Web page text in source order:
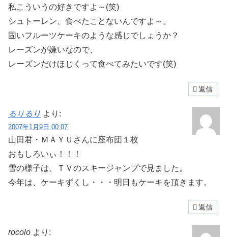
私こういうの好きですよ～(笑)
シュトーレン、食べたことないんですよ～。
固いフルーツケーキのような感じでしょうか？
レーズンが嫌いなので、
レーズンだけほじくって食べてみたいです(笑)
返信
るりるり より:
2007年1月9日 00:07
山田君・ＭＡＹＵさんに座布団１枚
おもしろいぃ！！！
雪の様子は、ＴＶのスキージャンプで見ました。
今年は、ケーキずくし・・・明日もケーキを頂きます。
返信
rocolo より: